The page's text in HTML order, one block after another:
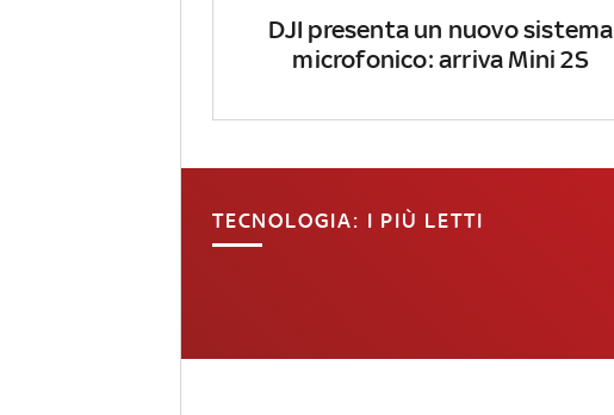
DJI presenta un nuovo sistema
microfonico: arriva Mini 2S
TECNOLOGIA: I PIÙ LETTI